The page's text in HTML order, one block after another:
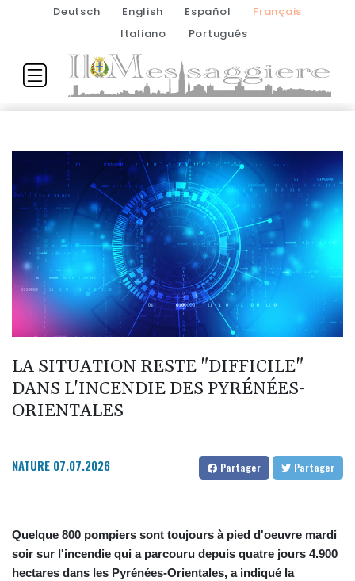
Deutsch English Español
Français
Italiano
Português
LA SITUATION RESTE "DIFFICILE"
DANS L'INCENDIE DES PYRÉNÉES-
ORIENTALES
NATURE 07.07.2026 Partager Partager
Quelque 800 pompiers sont toujours à pied d'oeuvre mardi
soir sur l'incendie qui a parcouru depuis quatre jours 4.900
hectares dans les Pyrénées-Orientales, a indiqué la